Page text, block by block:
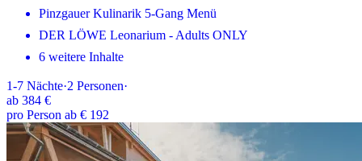
Pinzgauer Kulinarik 5-Gang Menü
DER LÖWE Leonarium - Adults ONLY
6 weitere Inhalte
1-7 Nächte·2 Personen·
ab 384 €
pro Person ab € 192